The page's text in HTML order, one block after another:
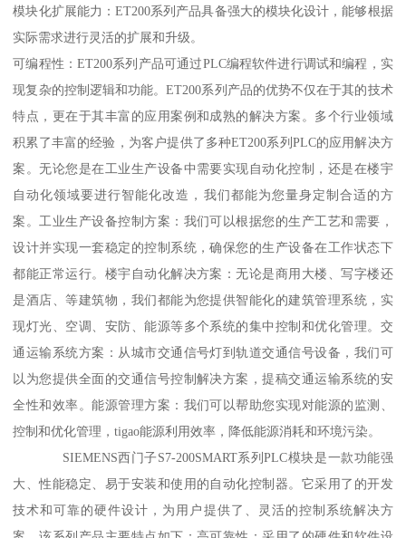
模块化扩展能力：ET200系列产品具备强大的模块化设计，能够根据
实际需求进行灵活的扩展和升级。
可编程性：ET200系列产品可通过PLC编程软件进行调试和编程，实
现复杂的控制逻辑和功能。ET200系列产品的优势不仅在于其的技术
特点，更在于其丰富的应用案例和成熟的解决方案。多个行业领域
积累了丰富的经验，为客户提供了多种ET200系列PLC的应用解决方
案。无论您是在工业生产设备中需要实现自动化控制，还是在楼宇
自动化领域要进行智能化改造，我们都能为您量身定制合适的方
案。工业生产设备控制方案：我们可以根据您的生产工艺和需要，
设计并实现一套稳定的控制系统，确保您的生产设备在工作状态下
都能正常运行。楼宇自动化解决方案：无论是商用大楼、写字楼还
是酒店、等建筑物，我们都能为您提供智能化的建筑管理系统，实
现灯光、空调、安防、能源等多个系统的集中控制和优化管理。交
通运输系统方案：从城市交通信号灯到轨道交通信号设备，我们可
以为您提供全面的交通信号控制解决方案，提稿交通运输系统的安
全性和效率。能源管理方案：我们可以帮助您实现对能源的监测、
控制和优化管理，tigao能源利用效率，降低能源消耗和环境污染。
SIEMENS西门子S7-200SMART系列PLC模块是一款功能强
大、性能稳定、易于安装和使用的自动化控制器。它采用了的开发
技术和可靠的硬件设计，为用户提供了、灵活的控制系统解决方